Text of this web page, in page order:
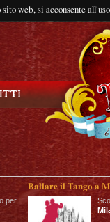
web, si acconsente
per
Ballare il Tango a